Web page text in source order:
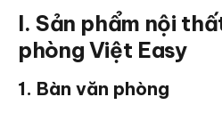
I. Sản phẩm nội
phòng Việt Easy
1. Bàn văn phòng